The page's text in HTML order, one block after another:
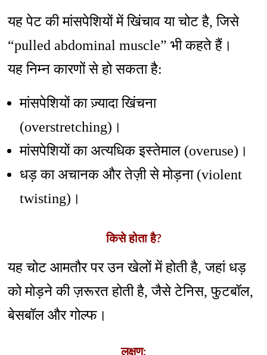
यह पेट की मांसपेशियों में खिंचाव या चोट है, जिसे
“pulled abdominal muscle” भी कहते हैं।
यह निम्न कारणों से हो सकता है:
मांसपेशियों का ज़्यादा खिंचना
(overstretching)।
मांसपेशियों का अत्यधिक इस्तेमाल (overuse)।
धड़ का अचानक और तेज़ी से मोड़ना (violent
twisting)।
किसे होता है?
यह चोट आमतौर पर उन खेलों में होती है, जहां धड़
को मोड़ने की ज़रूरत होती है, जैसे टेनिस, फुटबॉल,
बेसबॉल और गोल्फ।
लक्षण: